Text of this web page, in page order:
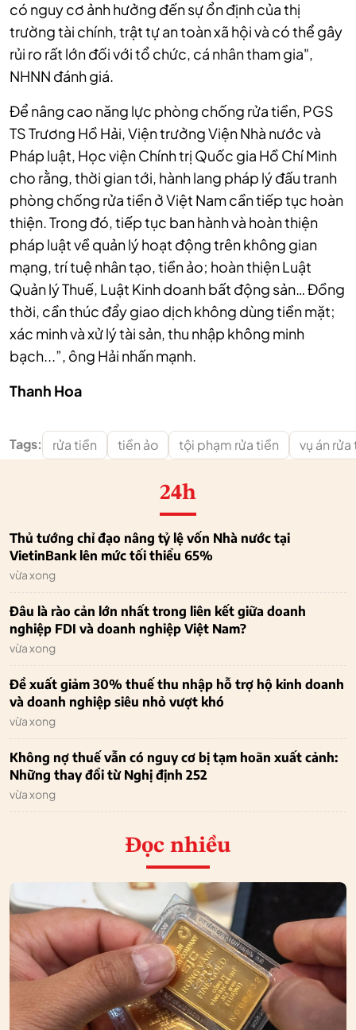
có nguy cơ ảnh hưởng đến sự ổn định của thị
trường tài chính, trật tự an toàn xã hội và có thể gây
rủi ro rất lớn đối với tổ chức, cá nhân tham gia",
NHNN đánh giá.
Để nâng cao năng lực phòng chống rửa tiền, PGS
TS Trương Hồ Hải, Viện trưởng Viện Nhà nước và
Pháp luật, Học viện Chính trị Quốc gia Hồ Chí Minh
cho rằng, thời gian tới, hành lang pháp lý đấu tranh
phòng chống rửa tiền ở Việt Nam cần tiếp tục hoàn
thiện. Trong đó, tiếp tục ban hành và hoàn thiện
pháp luật về quản lý hoạt động trên không gian
mạng, trí tuệ nhân tạo, tiền ảo; hoàn thiện Luật
Quản lý Thuế, Luật Kinh doanh bất động sản… Đồng
thời, cần thúc đẩy giao dịch không dùng tiền mặt;
xác minh và xử lý tài sản, thu nhập không minh
bạch...”, ông Hải nhấn mạnh.
Thanh Hoa
Tags: rửa tiền tiền ảo tội phạm rửa tiền vụ án rửa
24h
Thủ tướng chỉ đạo nâng tỷ lệ vốn Nhà nước tại
VietinBank lên mức tối thiểu 65%
vừa xong
Đâu là rào cản lớn nhất trong liên kết giữa doanh
nghiệp FDI và doanh nghiệp Việt Nam?
vừa xong
Đề xuất giảm 30% thuế thu nhập hỗ trợ hộ kinh doanh
và doanh nghiệp siêu nhỏ vượt khó
vừa xong
Không nợ thuế vẫn có nguy cơ bị tạm hoãn xuất cảnh:
Những thay đổi từ Nghị định 252
vừa xong
Đọc nhiều